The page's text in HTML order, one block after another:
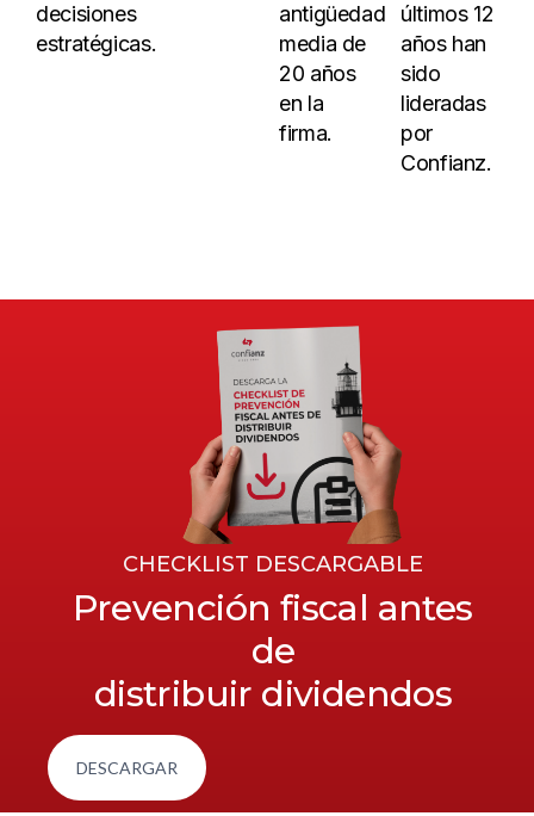
decisiones
estratégicas.
antigüedad
media de
20 años
en la
firma.
últimos 12
años han
sido
lideradas
por
Confianz.
CHECKLIST DESCARGABLE
Prevención fiscal antes
de
distribuir dividendos
DESCARGAR